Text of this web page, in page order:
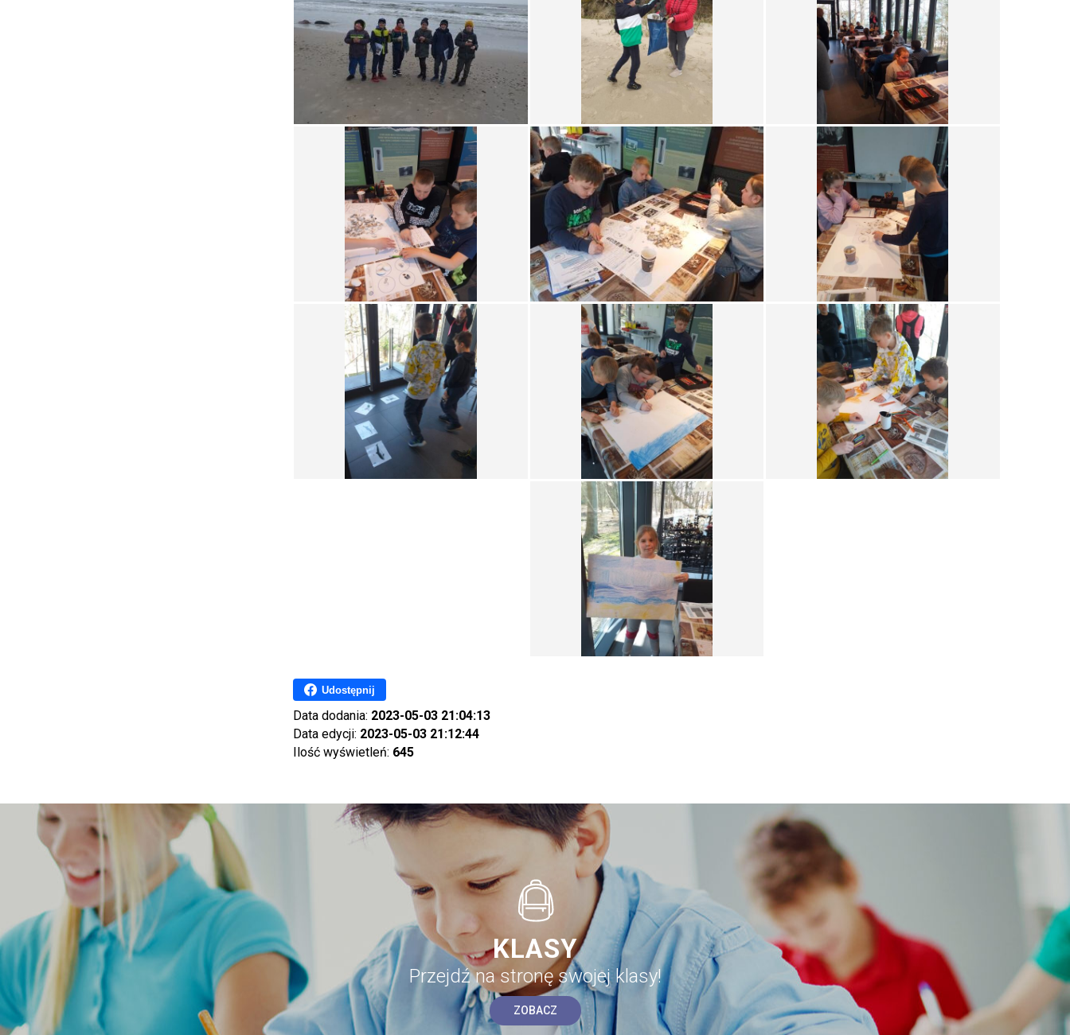
Udostępnij
Data dodania: 2023-05-03 21:04:13
Data edycji: 2023-05-03 21:12:44
Ilość wyświetleń: 645
KLASY
Przejdź na stronę swojej klasy!
ZOBACZ